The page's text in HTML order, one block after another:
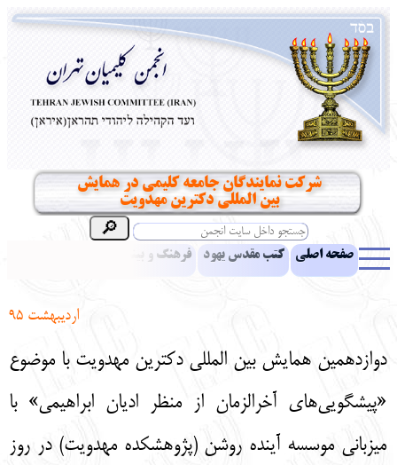
شرکت نمایندگان جامعه کلیمی در همایش
بین المللی دکترین مهدویت
صفحه اصلی کتب مقدس یهود فرهنگ و بینش یهود
نهاد های انجمن تماس باما پرسش و پاسخ انتقادات و پیشنهادات
עברית
اردیبهشت 95
دوازدهمین همایش بین المللی دکترین مهدویت با موضوع
«پیشگویی‌های آخرالزمان از منظر ادیان ابراهیمی» با
میزبانی موسسه آینده روشن (پژوهشکده مهدویت) در روز